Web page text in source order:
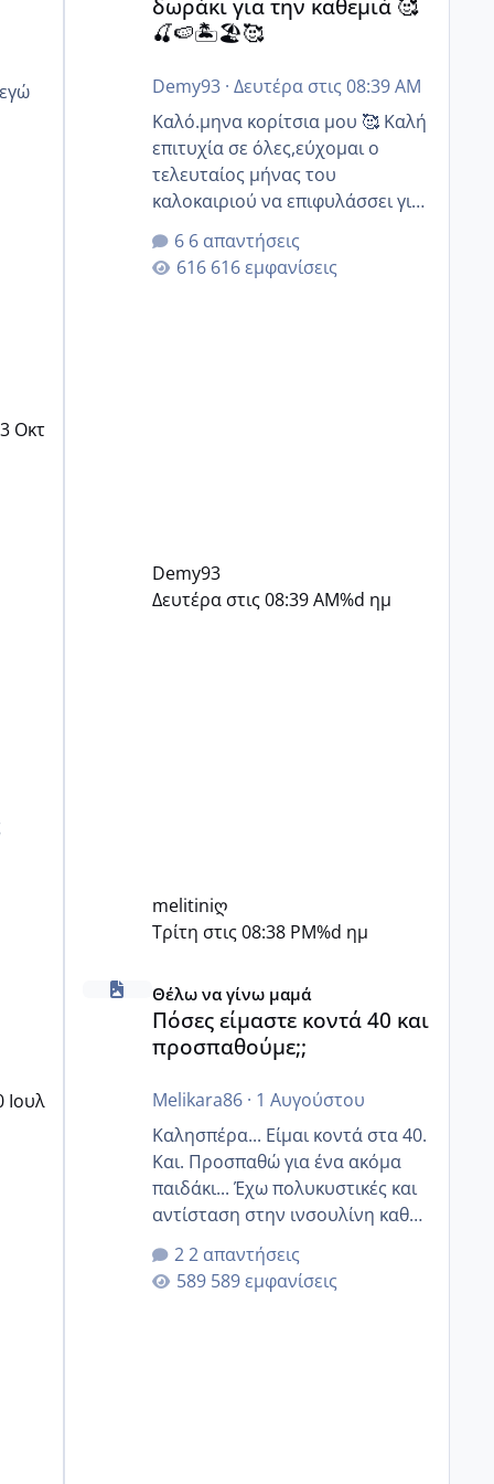
Οκτ
Ιουλ
δωράκι για την καθεμιά 🥰
🍒🍉🏝️🏖️🥰
Demy93· Δευτέρα στις 08:39 AM
Καλό.μηνα κορίτσια μου 🥰 Καλή
επιτυχία σε όλες,εύχομαι ο
τελευταίος μήνας του
καλοκαιριού να επιφυλάσσει για
όλες σας την πιο όμορφη
έκπληξη 🧿 @Elk @Melikara86
@Παρασκευαιδου @Zenia z
6 απαντήσεις
616 εμφανίσεις
Demy93
Δευτέρα στις 08:39 AM%d ημ
melitiniღ
Τρίτη στις 08:38 PM%d ημ
Πόσες είμαστε κοντά 40 και προσπαθούμε;;
Θέλω να γίνω μαμά
Πόσες είμαστε κοντά 40 και
προσπαθούμε;;
Melikara86· 1 Αυγούστου
Καλησπέρα... Είμαι κοντά στα 40.
Και. Προσπαθώ για ένα ακόμα
παιδάκι... Έχω πολυκυστικές και
αντίσταση στην ινσουλίνη καθώς
και χάσιμοτο! Έχω λίγα κιλά
παραπάνω και όσο κ αν
προσπαθώ δεν χάνω εύκολα!
2 απαντήσεις
589 εμφανίσεις